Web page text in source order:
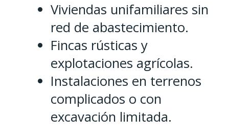
Viviendas unifamiliares sin
red de abastecimiento.
Fincas rústicas y
explotaciones agrícolas.
Instalaciones en terrenos
complicados o con
excavación limitada.